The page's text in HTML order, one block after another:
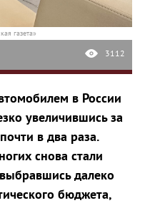
газета»
3112
в России
увеличившись за
в два раза.
снова стали
далеко
бюджета,